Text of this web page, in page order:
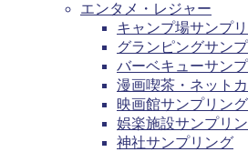
エンタメ・レジャー
キャンプ場サンプ
グランピングサン
バーベキューサン
漫画喫茶・ネット
映画館サンプリング
娯楽施設サンプリ
神社サンプリング